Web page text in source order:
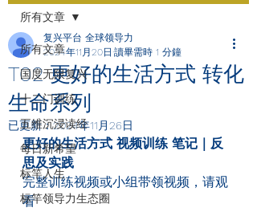
所有文章
国度无限复兴
十二门训练
五维沉浸读经
每日新希望
标竿人生
标竿领导力生态圈
所有文章
T02 更好的生活方式 转化
生命系列
复兴平台 全球领导力
2024年11月20日 讀畢需時 1 分鐘
已更新：2024年11月26日
更好的生活方式 视频训练 笔记｜反
思及实践
完整训练视频或小组带领视频，请观
看